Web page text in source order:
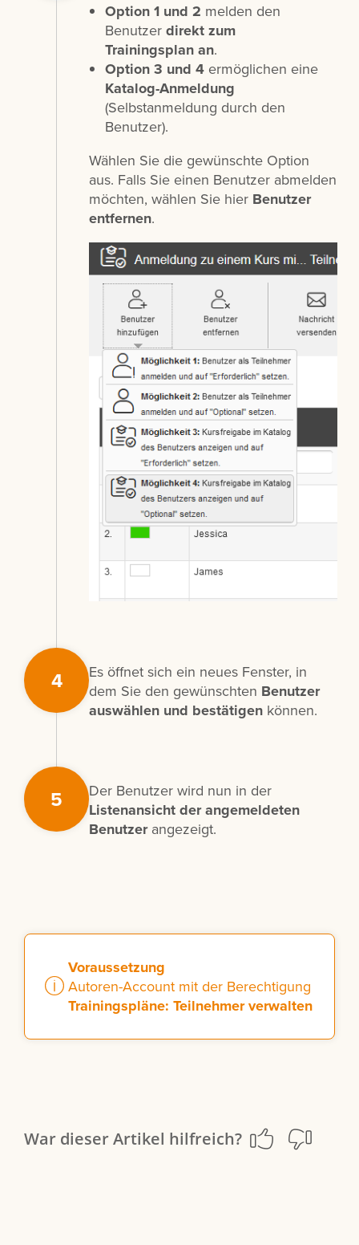
Option 1 und 2 melden den
Benutzerdirekt zum
Trainingsplan an.
Option 3 und 4 ermöglichen eine
Katalog-Anmeldung
(Selbstanmeldung durch den
Benutzer).
Wählen Sie die gewünschte Option
aus. Falls Sie einen Benutzer abmelden
möchten, wählen Sie hier Benutzer
entfernen.
4
Es öffnet sich ein neues Fenster, in
dem Sie den gewünschten Benutzer
auswählen und bestätigen können.
5
Der Benutzer wird nun in der
Listenansicht der angemeldeten
Benutzerangezeigt.
Voraussetzung
Autoren-Account mit der Berechtigung
Trainingspläne: Teilnehmer verwalten
War dieser Artikel hilfreich?